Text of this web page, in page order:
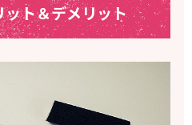
ト＆デメリット